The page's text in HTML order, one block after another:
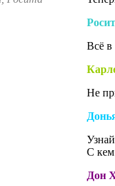
Всё
Не
С кем
Дон